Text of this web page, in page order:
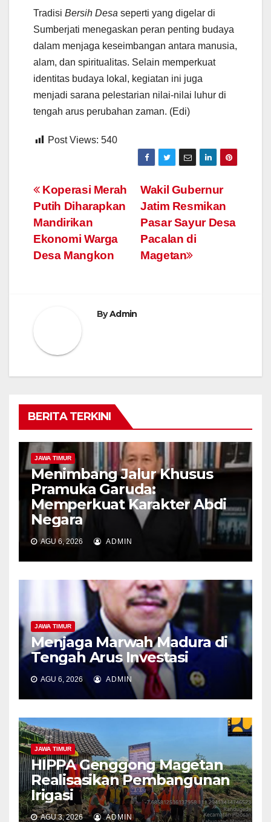
Tradisi Bersih Desa seperti yang digelar di
Sumberjati menegaskan peran penting budaya
dalam menjaga keseimbangan antara manusia,
alam, dan spiritualitas. Selain memperkuat
identitas budaya lokal, kegiatan ini juga
menjadi sarana pelestarian nilai-nilai luhur di
tengah arus perubahan zaman. (Edi)
Post Views: 540
Navigasi
pos
Wakil Gubernur
Jatim Resmikan
Pasar Sayur Desa
Pacalan di
Magetan
Koperasi Merah
Putih Diharapkan
Mandirikan
Ekonomi Warga
Desa Mangkon
ByAdmin
BERITA TERKINI
JAWA TIMUR
Menimbang Jalur Khusus
Pramuka Garuda:
Memperkuat Karakter Abdi
Negara
AGU 6, 2026 ADMIN
JAWA TIMUR
Menjaga Marwah Madura di
Tengah Arus Investasi
AGU 6, 2026 ADMIN
JAWA TIMUR
HIPPA Genggong Magetan
Realisasikan Pembangunan
Irigasi
AGU 3, 2026 ADMIN